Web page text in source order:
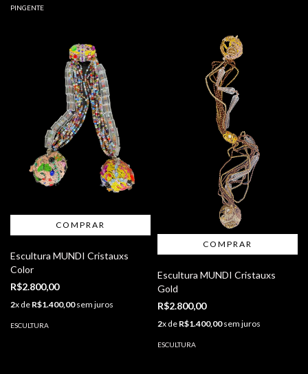
PINGENTE
Escultura MUNDI Cristauxs
Color
R$2.800,00
2x de R$1.400,00sem juros
ESCULTURA
Escultura MUNDI Cristauxs
Gold
R$2.800,00
2x de R$1.400,00sem juros
ESCULTURA